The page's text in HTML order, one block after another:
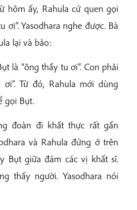
hôm ấy, Rahula cứ quen gọi
ơi”. Yasodhara nghe được. Bà
lại và bảo:
là “ông thầy tu ơi”. Con phải
Từ đó, Rahula mới dùng
gọi Bụt.
đoàn đi khất thực rất gần
và Rahula đứng ở trên
Bụt giữa đám các vị khất sĩ.
thấy người. Yasodhara nói